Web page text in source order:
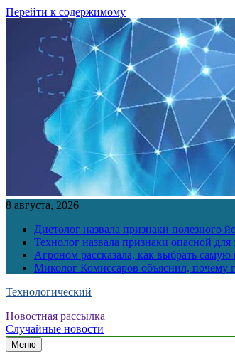
Перейти к содержимому
8 августа, 2026
Диетолог назвала признаки полезного
Технолог назвала признаки опасной для
Агроном рассказала, как выбрать
Миколог Комиссаров объяснил, почему
Технологический
Новостная рассылка
Случайные новости
Меню